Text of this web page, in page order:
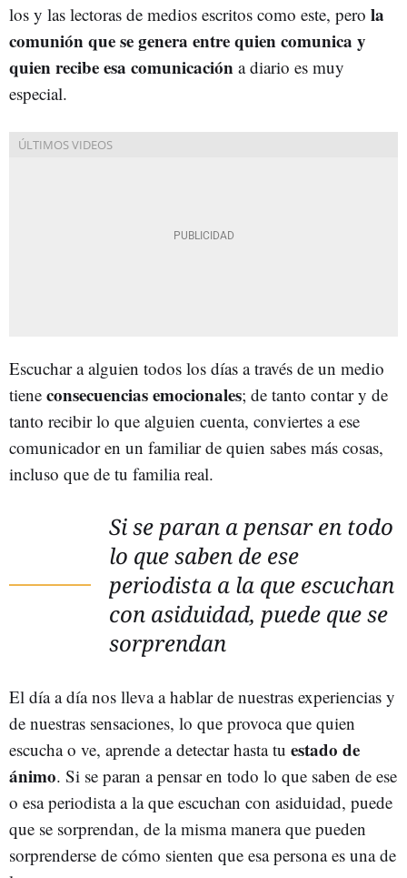
los y las lectoras de medios escritos como este, pero la
comunión que se genera entre quien comunica y
quien recibe esa comunicación a diario es muy
especial.
Escuchar a alguien todos los días a través de un medio
tiene consecuencias emocionales; de tanto contar y de
tanto recibir lo que alguien cuenta, conviertes a ese
comunicador en un familiar de quien sabes más cosas,
incluso que de tu familia real.
Si se paran a pensar en todo
lo que saben de ese
periodista a la que escuchan
con asiduidad, puede que se
sorprendan
El día a día nos lleva a hablar de nuestras experiencias y
de nuestras sensaciones, lo que provoca que quien
escucha o ve, aprende a detectar hasta tu estado de
ánimo. Si se paran a pensar en todo lo que saben de ese
o esa periodista a la que escuchan con asiduidad, puede
que se sorprendan, de la misma manera que pueden
sorprenderse de cómo sienten que esa persona es una de